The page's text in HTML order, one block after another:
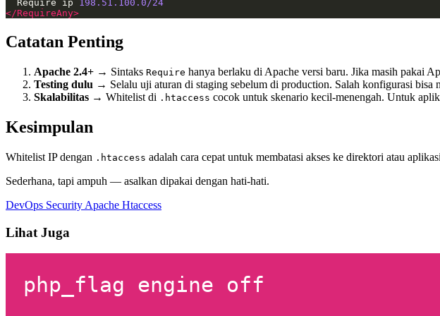
  Require ip
198.51.100.0/24
</RequireAny>
Catatan Penting
Apache 2.4+ → Sintaks Require hanya berlaku di Apache versi baru. Jika masih pakai
Testing dulu → Selalu uji aturan di staging sebelum di production. Salah konfigurasi bisa
Skalabilitas → Whitelist di .htaccess cocok untuk skenario kecil-menengah. Untuk
Kesimpulan
Whitelist IP dengan .htaccess adalah cara cepat untuk membatasi akses ke direktori atau
Sederhana, tapi ampuh — asalkan dipakai dengan hati-hati.
DevOps Security Apache Htaccess
Lihat Juga